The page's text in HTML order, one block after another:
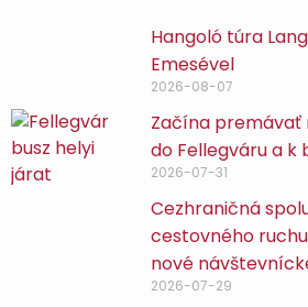
Hangoló túra
Emesével
2026-08-07
Začína premávať
do Fellegváru a k
2026-07-31
Cezhraničná
cestovného
nové
2026-07-29